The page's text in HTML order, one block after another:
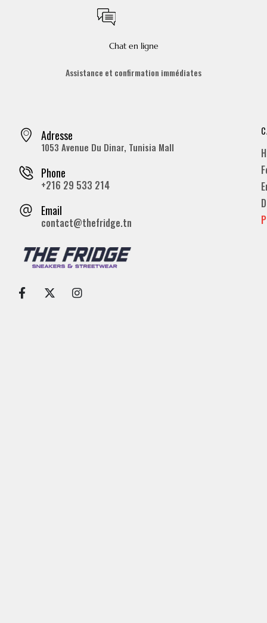
Chat en ligne
Assistance et confirmation immédiates
Adresse
1053 Avenue Du Dinar, Tunisia Mall
Phone
+216 29 533 214
Email
contact@thefridge.tn